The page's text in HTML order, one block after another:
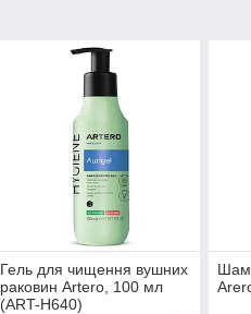
Гель для чищення вушних
раковин Artero, 100 мл
(ART-H640)